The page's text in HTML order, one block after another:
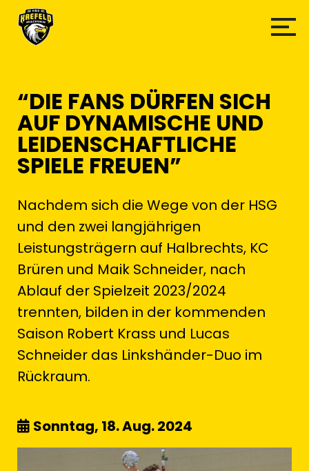
“DIE FANS DÜRFEN SICH
AUF DYNAMISCHE UND
LEIDENSCHAFTLICHE
SPIELE FREUEN”
Nachdem sich die Wege von der HSG
und den zwei langjährigen
Leistungsträgern auf Halbrechts, KC
Brüren und Maik Schneider, nach
Ablauf der Spielzeit 2023/2024
trennten, bilden in der kommenden
Saison Robert Krass und Lucas
Schneider das Linkshänder-Duo im
Rückraum.
Sonntag, 18. Aug. 2024